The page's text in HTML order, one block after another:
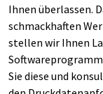
Ihnen überlassen.
schmackhaften
stellen wir Ihnen
Sie diese und